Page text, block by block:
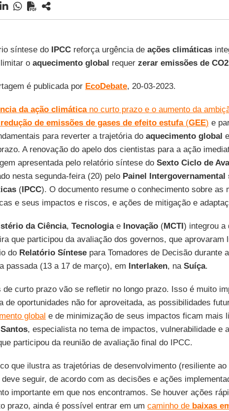
síntese do IPCCreforça urgência de ações climáticas
o aquecimento global requerzerar emissões de CO2
é publicada por EcoDebate, 20-03-2023.
da ação climáticano curto prazo e o aumento da
de emissões de gases de efeito estufa(GEE) e
para reverter a trajetória doaquecimento global
A renovação do apelo dos cientistas para a ação
apresentada pelo relatório síntese do Sexto Ciclo de
nesta segunda-feira (20) peloPainel Intergovernamental
(IPCC). O documento resume o conhecimento sobre as
e seus impactos e riscos, e ações de mitigação e
da Ciência, Tecnologiae Inovação(MCTI) integrou a
que participou da avaliação dos governos, que aprovaram
do Relatório Síntesepara Tomadores de Decisão durante
passada (13 a 17 de março), em Interlaken, na Suíça.
de curto prazo vão se refletir no longo prazo. Isso é muito
de oportunidades não for aproveitada, as possibilidades
global e de minimização de seus impactos ficam mais
, especialista no tema de impactos, vulnerabilidade e
participou da reunião de avaliação final do IPCC.
que ilustra as trajetórias de desenvolvimento (resiliente
deve seguir, de acordo com as decisões e ações
importante em que nos encontramos. Se houver ações
prazo, ainda é possível entrar em um caminho debaixas